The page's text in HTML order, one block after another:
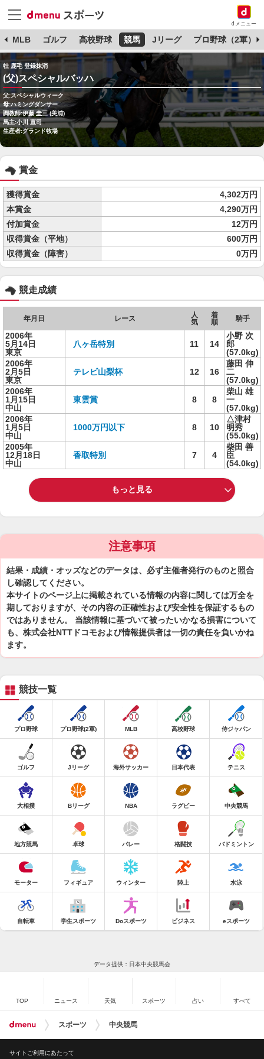
dメニュー
MLB ゴルフ 高校野球 競馬 Jリーグ プロ野球（2軍）
牡 鹿毛 登録抹消
(父)スペシャルバッハ
父:スペシャルウィーク
母:ハミングダンサー
調教師:伊藤 圭三 (美浦)
馬主:小川 直司
生産者:グランド牧場
賞金
獲得賞金
4,302万円
本賞金
4,290万円
付加賞金
12万円
収得賞金（平地）
600万円
収得賞金（障害）
0万円
競走成績
年月日 レース
人
気
着
順
騎手
2006年
5月14日
東京
八ヶ岳特別 11 14
小野 次
郎
(57.0kg)
2006年
2月5日
東京
テレビ山梨杯 12 16
藤田 伸
二
(57.0kg)
2006年
1月15日
中山
東雲賞 8 8
柴山 雄
一
(57.0kg)
2006年
1月5日
中山
1000万円以下 8 10
△津村
明秀
(55.0kg)
2005年
12月18日
中山
香取特別 7 4
柴田 善
臣
(54.0kg)
もっと見る
注意事項
結果・成績・オッズなどのデータは、必ず主催者発行のものと照合
し確認してください。
本サイトのページ上に掲載されている情報の内容に関しては万全を
期しておりますが、その内容の正確性および安全性を保証するもの
ではありません。 当該情報に基づいて被ったいかなる損害について
も、株式会社NTTドコモおよび情報提供者は一切の責任を負いかね
ます。
競技一覧
プロ野球 プロ野球(2軍) MLB 高校野球 侍ジャパン
ゴルフ Jリーグ 海外サッカー 日本代表 テニス
大相撲 Bリーグ NBA ラグビー 中央競馬
地方競馬 卓球 バレー 格闘技 バドミントン
モーター フィギュア ウィンター 陸上 水泳
自転車 学生スポーツ Doスポーツ ビジネス eスポーツ
データ提供：日本中央競馬会
TOP ニュース 天気 スポーツ 占い すべて
スポーツ 中央競馬
サイトご利用にあたって